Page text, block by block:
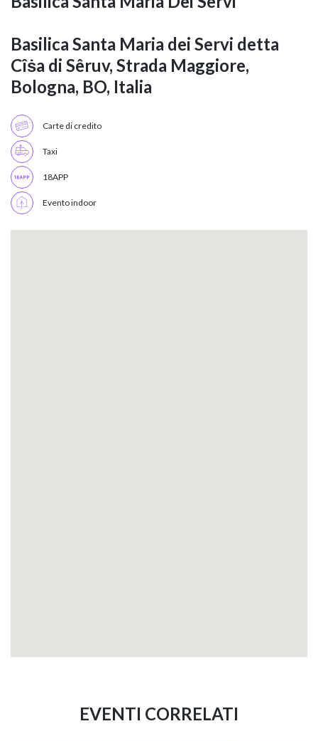
Basilica Santa Maria dei Servi detta
Cîṡa di Sêruv, Strada Maggiore,
Bologna, BO, Italia
Carte di credito
Taxi
18APP
Evento indoor
EVENTI CORRELATI